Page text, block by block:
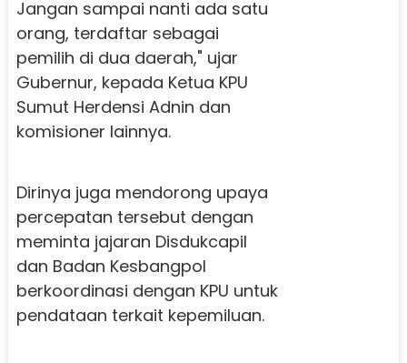
Jangan sampai nanti ada satu
orang, terdaftar sebagai
pemilih di dua daerah," ujar
Gubernur, kepada Ketua KPU
Sumut Herdensi Adnin dan
komisioner lainnya.
Dirinya juga mendorong upaya
percepatan tersebut dengan
meminta jajaran Disdukcapil
dan Badan Kesbangpol
berkoordinasi dengan KPU untuk
pendataan terkait kepemiluan.